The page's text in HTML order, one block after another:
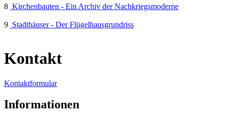
8 Kirchenbauten - Ein Archiv der Nachkriegsmoderne
9 Stadthäuser - Der Flügelhausgrundriss
Kontakt
Kontaktformular
Informationen